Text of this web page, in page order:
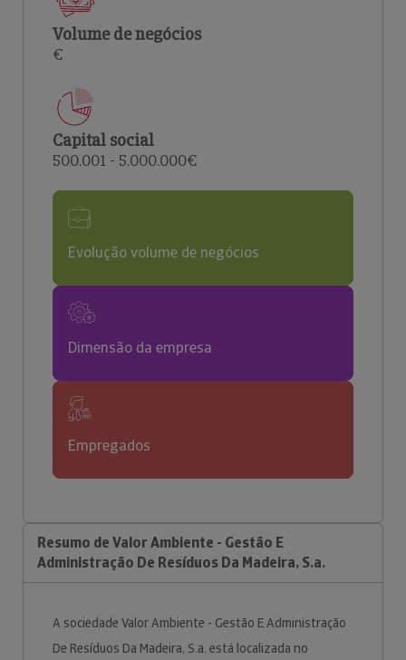
Volume de negócios
€
Capital social
500.001 - 5.000.000€
Evolução volume de negócios
Dimensão da empresa
Empregados
Resumo de Valor Ambiente - Gestão E
Administração De Resíduos Da Madeira, S.a.
A sociedade Valor Ambiente - Gestão E Administração
De Resíduos Da Madeira, S.a. está localizada no